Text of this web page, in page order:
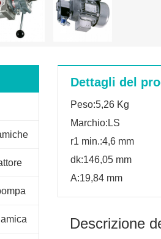
Dettagli del
Peso:5,26 Kg
Marchio:LS
r1 min.:4,6 mm
dk:146,05 mm
A:19,84 mm
Descrizione